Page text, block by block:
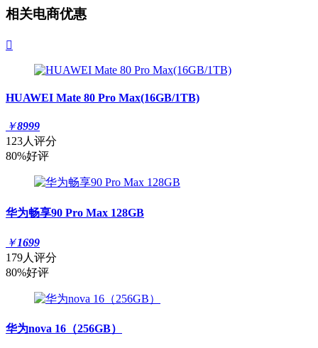
相关电商优惠

HUAWEI Mate 80 Pro Max(16GB/1TB)
￥8999
123人评分
80%好评
华为畅享90 Pro Max 128GB
￥1699
179人评分
80%好评
华为nova 16（256GB）